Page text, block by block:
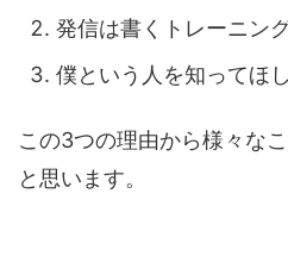
発信は書くトレーニン
僕という人を知ってほ
この3つの理由から様々な
と思います。